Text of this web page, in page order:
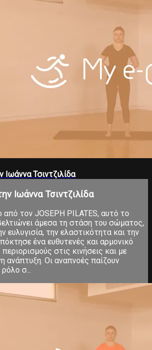
Ιωάννα Τσιντζιλίδα
Ιωάννα Τσιντζιλίδα
από τον JOSEPH PILATES, αυτό το
άμεσα τη στάση του σώματος,
ευλυγισία, την ελαστικότητα και την
ένα ευθυτενές και αρμονικό
στις κινήσεις και με
ανάπτυξη. Οι αναπνοές παίζουν
σ...